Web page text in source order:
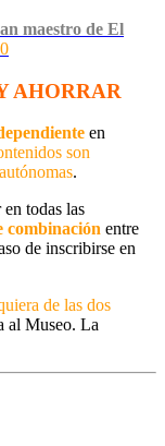
maestro de El
AHORRAR
en
son
.
todas las
combinación entre
de inscribirse en
de las dos
al Museo. La